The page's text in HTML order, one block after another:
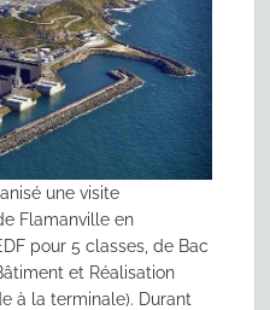
une visite
Flamanville en
pour 5 classes, de Bac
et Réalisation
à la terminale). Durant